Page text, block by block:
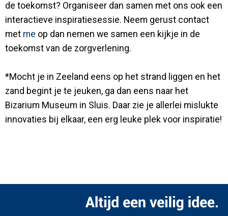
de toekomst? Organiseer dan samen met ons ook een
interactieve inspiratiesessie. Neem gerust contact
met me op dan nemen we samen een kijkje in de
toekomst van de zorgverlening.
*Mocht je in Zeeland eens op het strand liggen en het
zand begint je te jeuken, ga dan eens naar het
Bizarium Museum in Sluis. Daar zie je allerlei mislukte
innovaties bij elkaar, een erg leuke plek voor inspiratie!